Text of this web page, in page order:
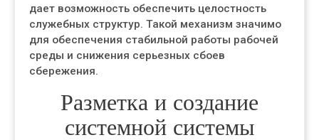
дает возможность обеспечить целостность
служебных структур. Такой механизм значимо
для обеспечения стабильной работы рабочей
среды и снижения серьезных сбоев
сбережения.
Разметка и создание
системной системы